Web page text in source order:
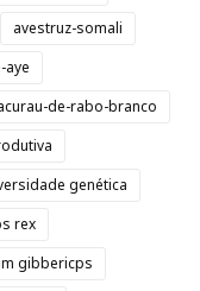
avestruz-somali
aye
de-rabo-branco
genética
rex
gibbericps